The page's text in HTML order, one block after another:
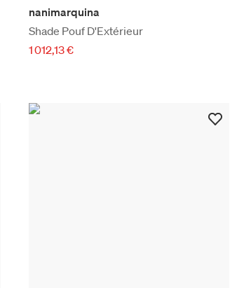
nanimarquina
Shade Pouf D'Extérieur
1 012,13 €